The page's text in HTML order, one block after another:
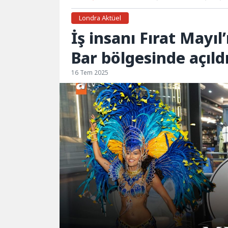
Londra Aktüel
İş insanı Fırat
Bar bölgesinde
16 Tem 2025